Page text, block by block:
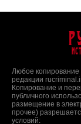
Любое копирование
редакции
Копирование и
публичного
размещение в
прочее)
условий: